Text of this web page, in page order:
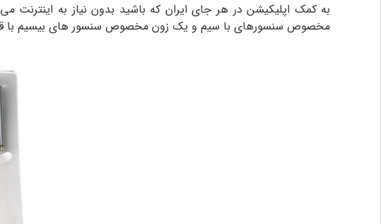
مخصوص سنسورهای با سیم و یک زون مخصوص سنسور های بیسیم با